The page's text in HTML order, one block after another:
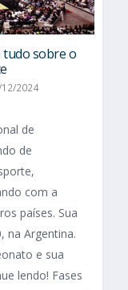
tudo sobre o
2024
de
de
com a
países. Sua
na Argentina.
e sua
lendo! Fases